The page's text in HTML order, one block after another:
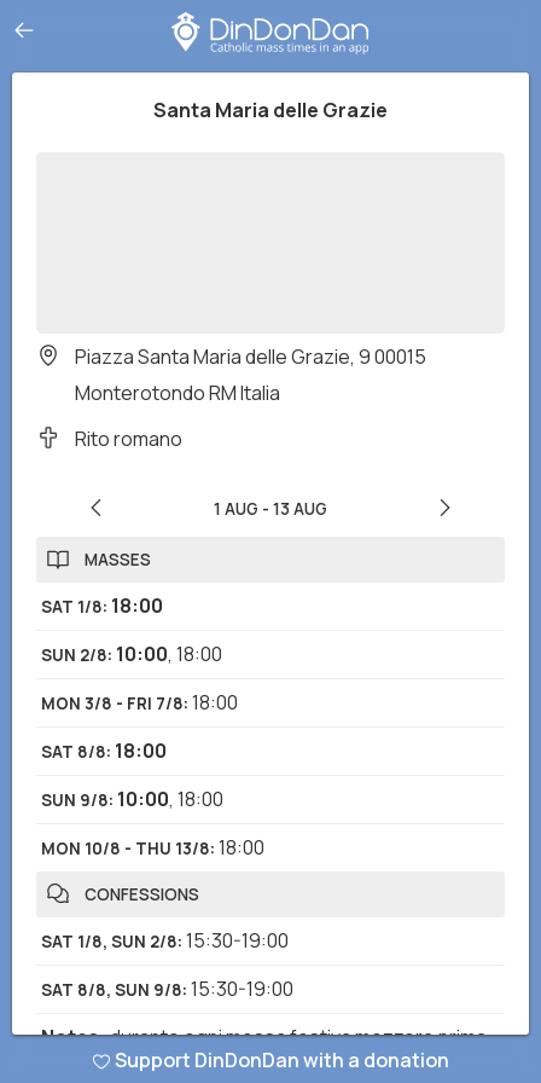
Santa Maria delle Grazie
Piazza Santa Maria delle Grazie, 9 00015
Monterotondo RM Italia
Rito romano
1 AUG - 13 AUG
MASSES
SAT 1/8: 18:00
SUN 2/8: 10:00, 18:00
MON 3/8 - FRI 7/8: 18:00
SAT 8/8: 18:00
SUN 9/8: 10:00, 18:00
MON 10/8 - THU 13/8: 18:00
CONFESSIONS
SAT 1/8, SUN 2/8: 15:30-19:00
SAT 8/8, SUN 9/8: 15:30-19:00
Notes:durante ogni messa festiva mezzora prima
di ogni messa feriale
Support DinDonDan with a donation